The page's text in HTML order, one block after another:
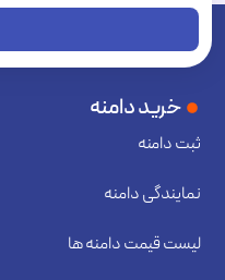
خرید دامنه
ثبت دامنه
نمایندگی دامنه
لیست قیمت دامنه ها